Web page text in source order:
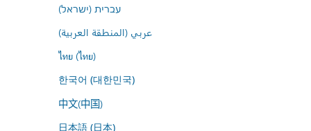
עברית (ישראל)
عربي (المنطقة العربية)
ไทย (ไทย)
한국어 (대한민국)
中文(中国)
日本語 (日本)